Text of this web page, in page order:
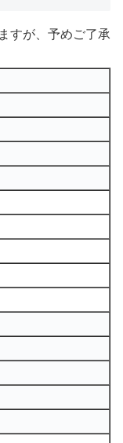
すが、予めご了承